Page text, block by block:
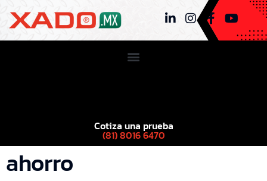
Cotiza una prueba
(81) 8016 6470
ahorro